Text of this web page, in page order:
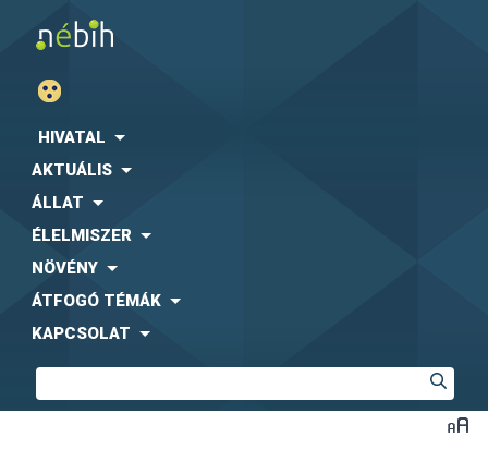
HIVATAL
AKTUÁLIS
ÁLLAT
ÉLELMISZER
NÖVÉNY
ÁTFOGÓ TÉMÁK
KAPCSOLAT